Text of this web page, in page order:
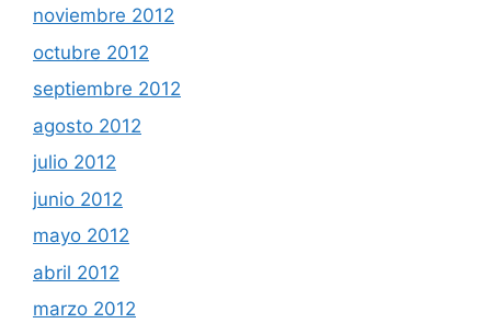
noviembre 2012
octubre 2012
septiembre 2012
agosto 2012
julio 2012
junio 2012
mayo 2012
abril 2012
marzo 2012